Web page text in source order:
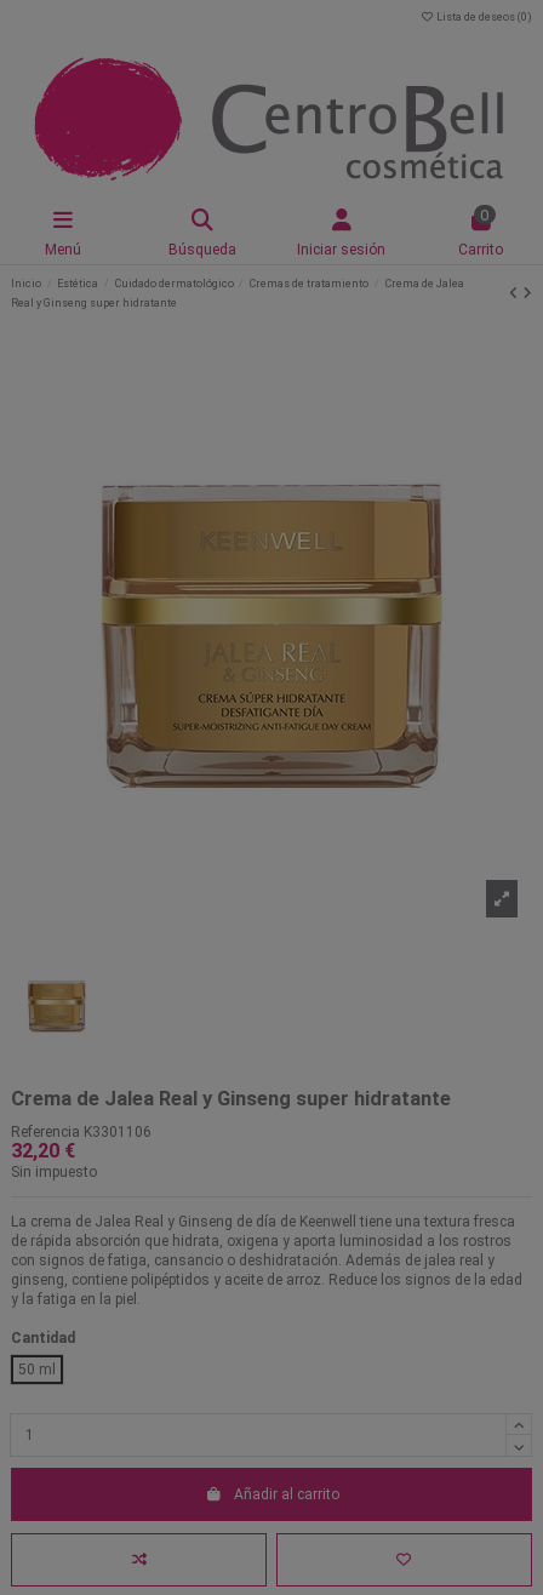
Lista de deseos (0 )
Menú Búsqueda Iniciar sesión
0
Carrito
Inicio Estética Cuidado dermatológico Cremas de tratamiento
Crema de Jalea
Real y Ginseng super hidratante
Crema de Jalea Real y Ginseng super hidratante
Referencia K3301106
32,20 €
Sin impuesto
La crema de Jalea Real y Ginseng de día de Keenwell tiene una textura fresca
de rápida absorción que hidrata, oxigena y aporta luminosidad a los rostros
con signos de fatiga, cansancio o deshidratación. Además de jalea real y
ginseng, contiene polipéptidos y aceite de arroz. Reduce los signos de la edad
y la fatiga en la piel.
Cantidad
50 ml
Añadir al carrito